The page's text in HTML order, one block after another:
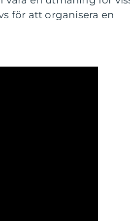
för att organisera en